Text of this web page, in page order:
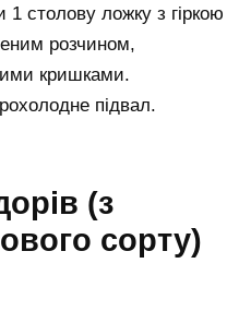
1 столову ложку з гіркою
розчином,
кришками.
підвал.
(з
сорту)